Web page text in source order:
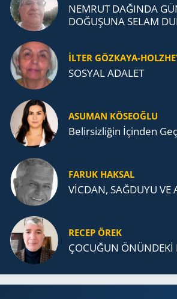
NEMRUT DAĞINDA
DOĞUŞUNA SELAM
İLTER GÖZKAYA-
SOSYAL ADALET
ASUMAN KÖSEOĞLU
Belirsizliğin İçinden
FARUK HAKSAL
VİCDAN, SAĞ­DU­YU VE
RECEP ÖREK
ÇOCUĞUN ÖNÜNDEKİ